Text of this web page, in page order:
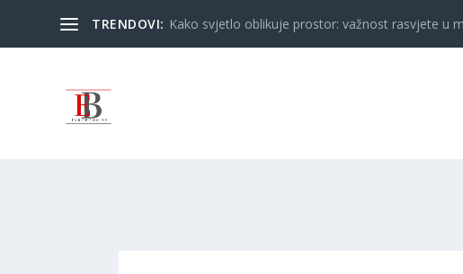
TRENDOVI: Kako svjetlo oblikuje prostor: važnost rasvjete u